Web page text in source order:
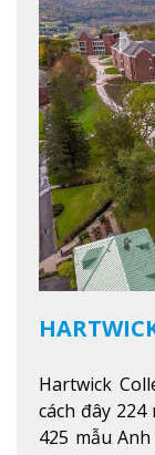
Hartwick
cách đây
425 mẫu